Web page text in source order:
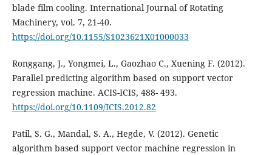
blade film cooling. International Journal of Rotating
Machinery, vol. 7, 21-40.
https://doi.org/10.1155/S1023621X01000033
Ronggang, J., Yongmei, L., Gaozhao C., Xuening F. (2012).
Parallel predicting algorithm based on support vector
regression machine. ACIS-ICIS, 488- 493.
https://doi.org/10.1109/ICIS.2012.82
Patil, S. G., Mandal, S. A., Hegde, V. (2012). Genetic
algorithm based support vector machine regression in